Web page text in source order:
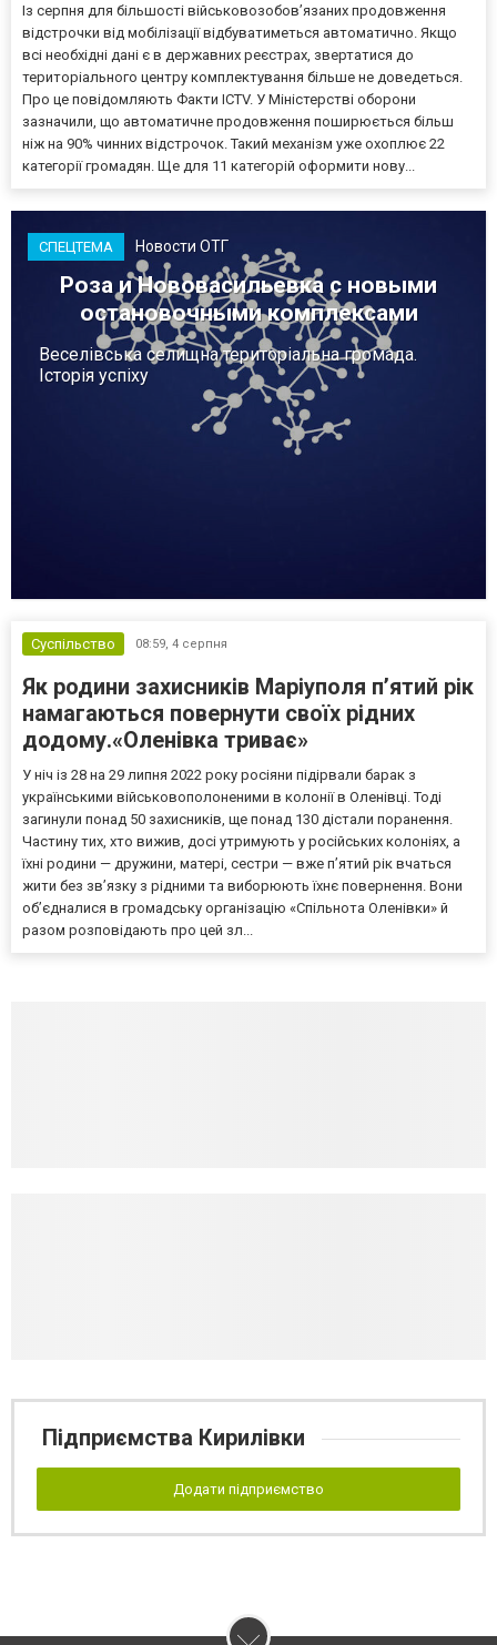
Із серпня для більшості військовозобов’язаних продовження
відстрочки від мобілізації відбуватиметься автоматично. Якщо
всі необхідні дані є в державних реєстрах, звертатися до
територіального центру комплектування більше не доведеться.
Про це повідомляють Факти ICTV. У Міністерстві оборони
зазначили, що автоматичне продовження поширюється більш
ніж на 90% чинних відстрочок. Такий механізм уже охоплює 22
категорії громадян. Ще для 11 категорій оформити нову...
СПЕЦТЕМА Новости ОТГ
Роза и Нововасильевка с новыми
остановочными комплексами
Веселівська селищна територіальна громада.
Історія успіху
Суспільство 08:59, 4 серпня
Як родини захисників Маріуполя пʼятий рік
намагаються повернути своїх рідних
додому.«Оленівка триває»
У ніч із 28 на 29 липня 2022 року росіяни підірвали барак з
українськими військовополоненими в колонії в Оленівці. Тоді
загинули понад 50 захисників, ще понад 130 дістали поранення.
Частину тих, хто вижив, досі утримують у російських колоніях, а
їхні родини — дружини, матері, сестри — вже п’ятий рік вчаться
жити без зв’язку з рідними та виборюють їхнє повернення. Вони
об’єдналися в громадську організацію «Спільнота Оленівки» й
разом розповідають про цей зл...
Підприємства Кирилівки
Додати підприємство